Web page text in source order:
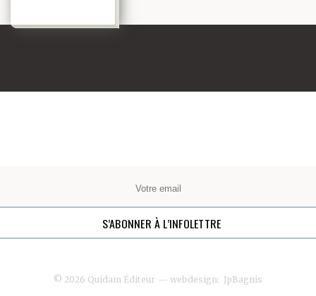
© 2026 Quidam Éditeur — webdesign: JpBagnis